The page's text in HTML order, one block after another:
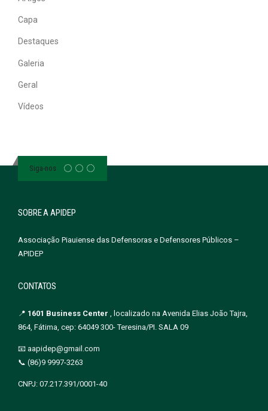
Capa
Destaques
Galeria
Geral
Vídeos
Siga-nos
SOBRE A APIDEP
Associação Piauiense das Defensoras e Defensores Públicos –
APIDEP
CONTATOS
📍 1601 Business Center , localizado na Avenida Elias João Tajra,
864, Fátima, cep: 64049 300- Teresina/PI. SALA 09
📧 aapidep@gmail.com
📞 (86)9 9997-3263
CNPJ: 07.217.391/0001-40